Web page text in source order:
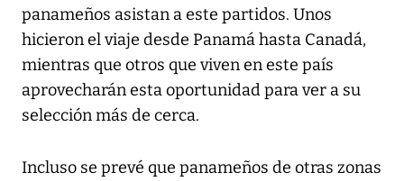
panameños asistan a este partidos. Unos
hicieron el viaje desde Panamá hasta Canadá,
mientras que otros que viven en este país
aprovecharán esta oportunidad para ver a su
selección más de cerca.
Incluso se prevé que panameños de otras zonas